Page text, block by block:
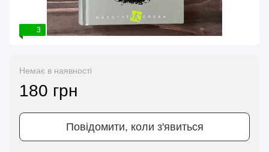
3
Немає в наявності
180 грн
Повідомити, коли з'явиться